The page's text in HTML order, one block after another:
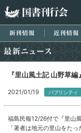
新刊情報
『里山風土記 山野草
2021/01/19 パブリシティ
福島民報12/26付で『里山
「著者は地元の里山をた